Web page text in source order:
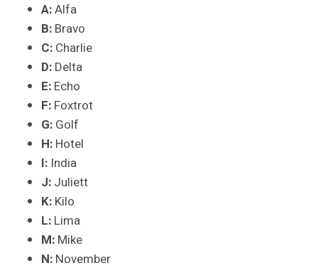
A:Alfa
B: Bravo
C: Charlie
D: Delta
E: Echo
F: Foxtrot
G: Golf
H: Hotel
I: India
J: Juliett
K: Kilo
L: Lima
M: Mike
N: November